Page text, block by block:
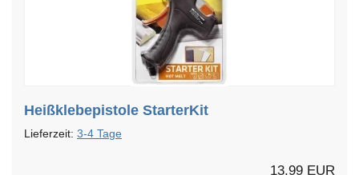
Heißklebepistole StarterKit
Lieferzeit: 3-4 Tage
13,99 EUR